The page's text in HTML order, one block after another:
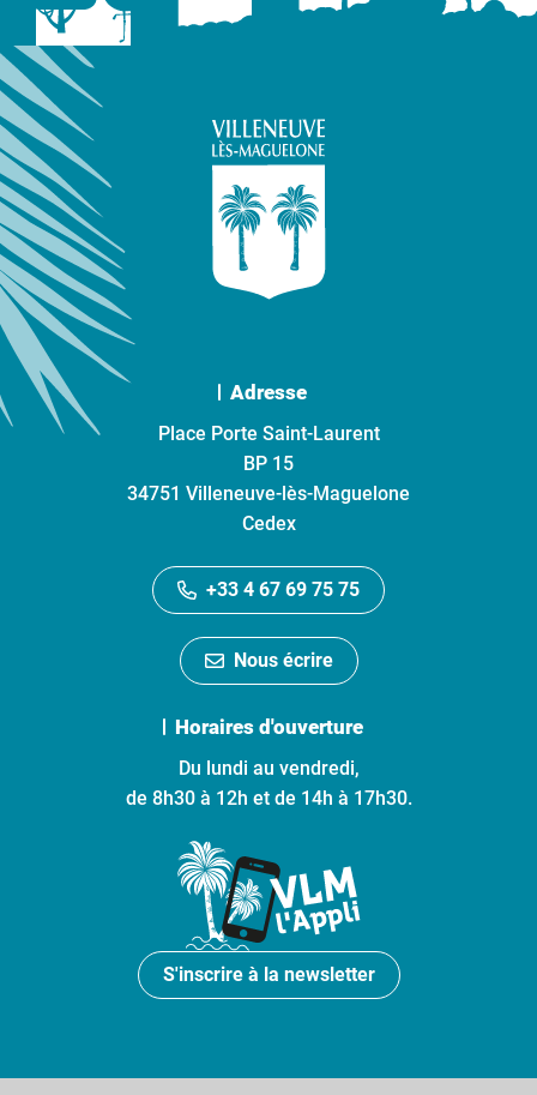
Adresse
Place Porte Saint-Laurent
BP 15
34751 Villeneuve-lès-Maguelone
Cedex
+33 4 67 69 75 75
Nous écrire
Horaires d'ouverture
Du lundi au vendredi,
de 8h30 à 12h et de 14h à 17h30.
S'inscrire à la newsletter